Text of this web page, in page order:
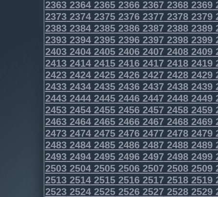
2363236423652366236723682369
2373237423752376237723782379
2383238423852386238723882389
2393239423952396239723982399
2403240424052406240724082409
2413241424152416241724182419
2423242424252426242724282429
2433243424352436243724382439
2443244424452446244724482449
2453245424552456245724582459
2463246424652466246724682469
2473247424752476247724782479
2483248424852486248724882489
2493249424952496249724982499
2503250425052506250725082509
2513251425152516251725182519
2523252425252526252725282529